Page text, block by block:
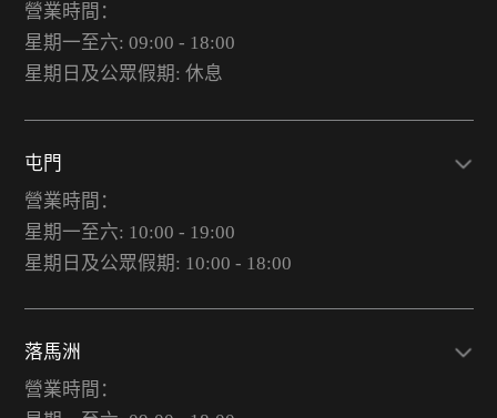
營業時間：
星期一至六: 09:00 - 18:00
星期日及公眾假期: 休息
屯門
營業時間：
星期一至六: 10:00 - 19:00
星期日及公眾假期: 10:00 - 18:00
落馬洲
營業時間：